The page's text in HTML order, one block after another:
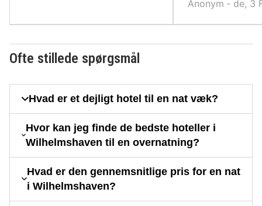
Anonym ‐ de, 3
Ofte stillede spørgsmål
Hvad er et dejligt hotel til en nat væk?
Hvor kan jeg finde de bedste hoteller i
Wilhelmshaven til en overnatning?
Hvad er den gennemsnitlige pris for en nat
i Wilhelmshaven?